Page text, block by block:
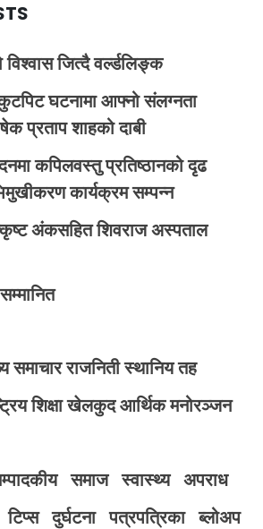
जित्दै वर्ल्डलिङ्क
कुटपिट घटनामा आफ्नो संलग्नता
प्रताप शाहको दाबी
कपिलवस्तु प्रतिष्ठानको दृढ
कार्यक्रम सम्पन्न
अंकसहित शिवराज अस्पताल
समाचार राजनिती स्थानिय तह
शिक्षा खेलकुद आर्थिक मनोरञ्जन
समाज स्वास्थ्य
अपराध
टिप्स दुर्घटना पत्रपत्रिका
ब्लोअप